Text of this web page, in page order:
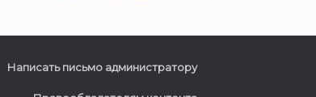
Написать письмо администратору